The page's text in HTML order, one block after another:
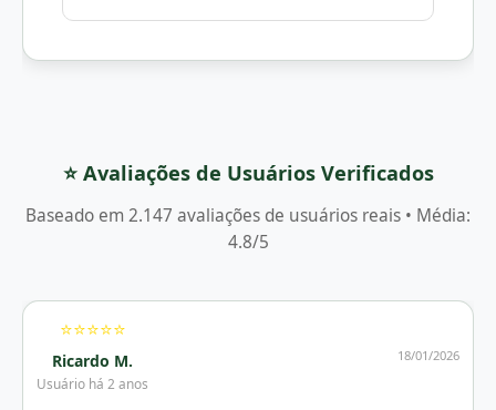
⭐ Avaliações de Usuários Verificados
Baseado em 2.147 avaliações de usuários reais • Média:
4.8/5
⭐⭐⭐⭐⭐
Ricardo M.
Usuário há 2 anos
18/01/2026